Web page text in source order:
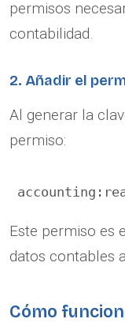
permisos
contabilidad.
2. Añadir el
Al generar la
permiso:
Este permiso es
datos contables
Cómo